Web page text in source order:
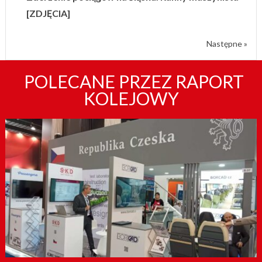
[ZDJĘCIA]
Następne »
POLECANE PRZEZ RAPORT
KOLEJOWY